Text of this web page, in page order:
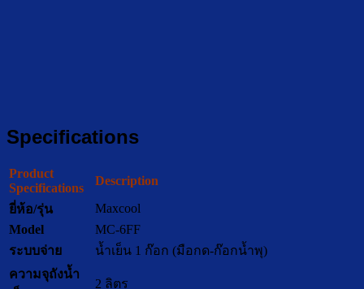
Specifications
Product
Specifications
Description
ยี่ห้อ/รุ่น
Maxcool
Model
MC-6FF
ระบบจ่าย
น้ำเย็น 1 ก๊อก (มือกด-ก๊อกน้ำพุ)
ความจุถังน้ำ
2 ลิตร